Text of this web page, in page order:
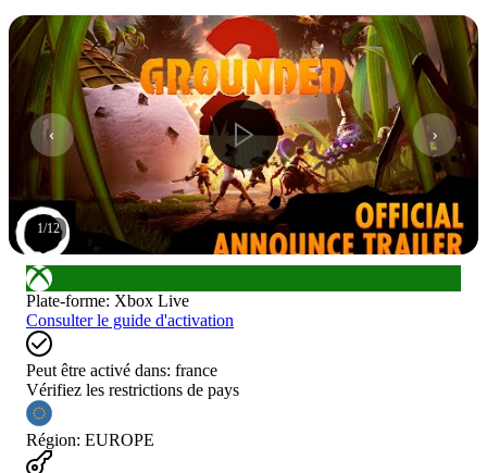
1/12
Plate-forme: Xbox Live
Consulter le guide d'activation
Peut être activé dans: france
Vérifiez les restrictions de pays
Région: EUROPE